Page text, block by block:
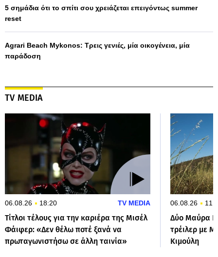
5 σημάδια ότι το σπίτι σου χρειάζεται επειγόντως summer
reset
Agrari Beach Mykonos: Τρεις γενιές, μία οικογένεια, μία
παράδοση
TV MEDIA
06.08.26 18:20 TV MEDIA
Τίτλοι τέλους για την καριέρα της Μισέλ
Φάιφερ: «Δεν θέλω ποτέ ξανά να
πρωταγωνιστήσω σε άλλη ταινία»
06.08.26
Δύο Μαύρα
τρέιλερ με
Κιμούλη